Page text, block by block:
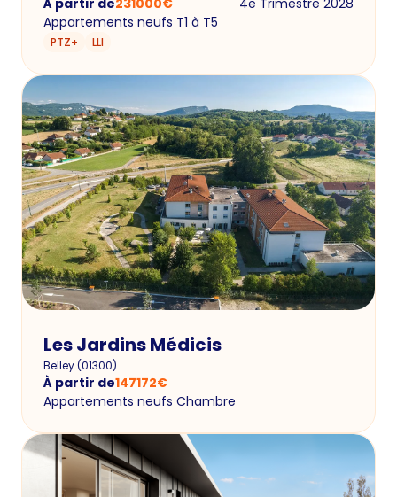
À partir de231000€
4e Trimestre 2028
Appartements neufs T1 à T5
PTZ+ LLI
Les Jardins Médicis
Belley(01300)
À partir de147172€
Appartements neufs Chambre